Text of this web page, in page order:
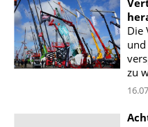
Die
zu